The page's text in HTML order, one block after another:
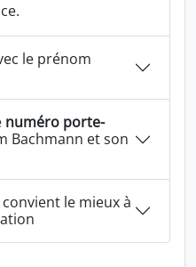
le prénom
numéro porte-
Bachmann et son
le mieux à